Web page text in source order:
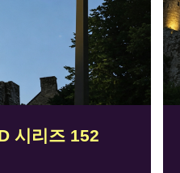
시리즈 152